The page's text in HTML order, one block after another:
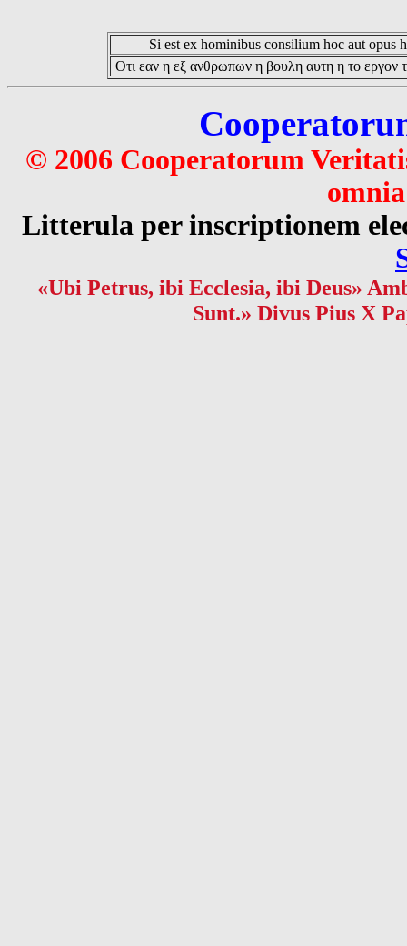
Si est ex hominibus consilium hoc aut opus
Οτι εαν η εξ ανθρωπων η βουλη αυτη η το εργον
© 2006 Cooperatorum
Litterula per inscriptionem
«Ubi Petrus, ibi Ecclesia, ibi Deus»
Sunt.» Divus Pius X